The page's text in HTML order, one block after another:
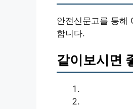
안전신문고를 통해
합니다.
같이보시면